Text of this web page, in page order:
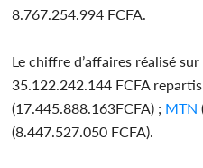
8.767.254.994 FCFA.
Le chiffre d’affaires réalisé
35.122.242.144 FCFA
(17.445.888.163FCFA) ; MTN
(8.447.527.050 FCFA).